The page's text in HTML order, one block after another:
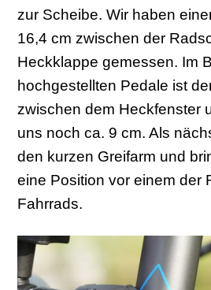
zur Scheibe. Wir haben
16,4 cm zwischen der
Heckklappe gemessen. Im
hochgestellten Pedale ist
zwischen dem Heckfenster
uns noch ca. 9 cm. Als
den kurzen Greifarm und
eine Position vor einem der
Fahrrads.